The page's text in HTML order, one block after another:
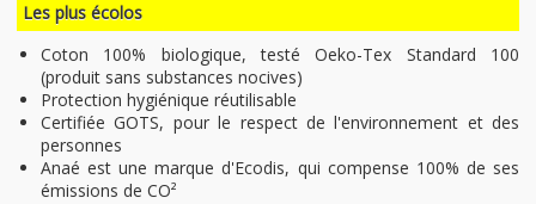
Les plus écolos
Coton 100% biologique, testé Oeko-Tex Standard 100
(produit sans substances nocives)
Protection hygiénique réutilisable
Certifiée GOTS, pour le respect de l'environnement et des
personnes
Anaé est une marque d'Ecodis, qui compense 100% de ses
émissions de CO²